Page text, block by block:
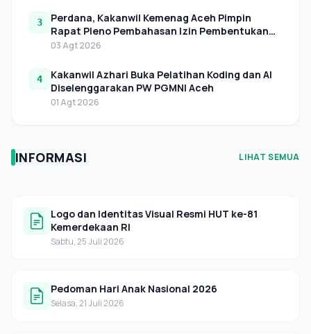
3
Perdana, Kakanwil Kemenag Aceh Pimpin
Rapat Pleno Pembahasan Izin Pembentukan
LAZNAS Perwakilan di Aceh
03 Agt 2026
4
Kakanwil Azhari Buka Pelatihan Koding dan AI
Diselenggarakan PW PGMNI Aceh
01 Agt 2026
INFORMASI LIHAT SEMUA
Logo dan Identitas Visual Resmi HUT ke-81
Kemerdekaan RI
Sabtu, 25 Juli 2026
Pedoman Hari Anak Nasional 2026
Selasa, 21 Juli 2026